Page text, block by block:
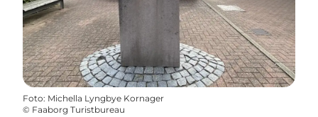
Foto: Michella Lyngbye Kornager
© Faaborg Turistbureau